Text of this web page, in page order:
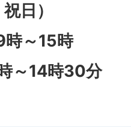
日）
時～15時
～14時30分